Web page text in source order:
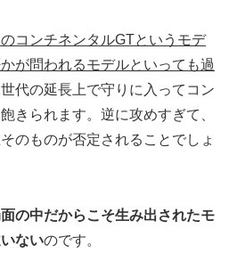
のコンチネンタルGTというモデ
が問われるモデルといっても過
代の延長上で守りに入ってコン
きられます。逆に攻めすぎて、
のものが否定されることでしょ
の中だからこそ生み出されたモ
ないのです。